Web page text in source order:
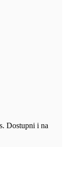
Dostupni i na